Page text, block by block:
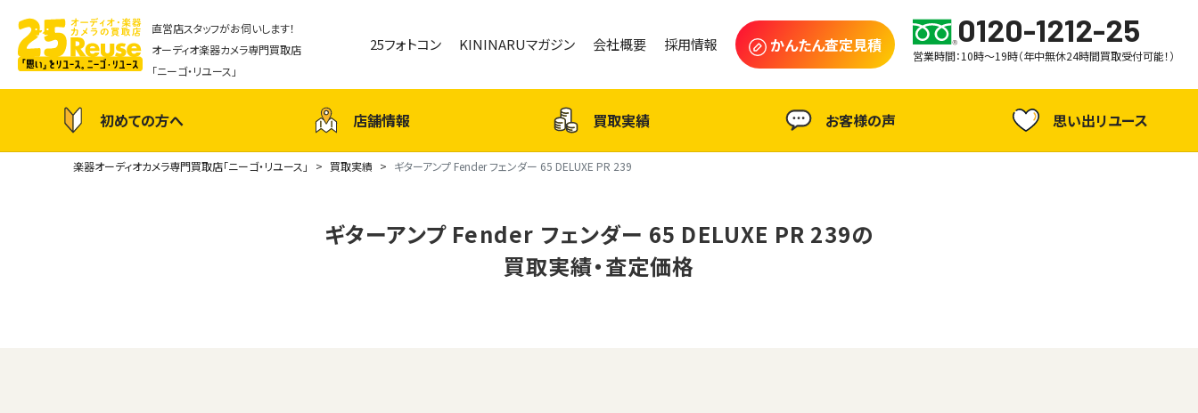
直営店スタッフがお伺いします！
オーディオ楽器カメラ専門買取店
「ニーゴ・リユース」
25フォトコン KININARUマガジン 会社概要 採用情報 かんたん査定見積 0120-1212-25
営業時間：10時～19時（年中無休24時間買取受付可能！）
初めての方へ 店舗情報 買取実績 お客様の声 思い出リユース
楽器オーディオカメラ専門買取店「ニーゴ・リユース」 買取実績 ギターアンプ Fender フェンダー 65 DELUXE PR 239
ギターアンプ Fender フェンダー 65 DELUXE PR 239の
買取実績・査定価格